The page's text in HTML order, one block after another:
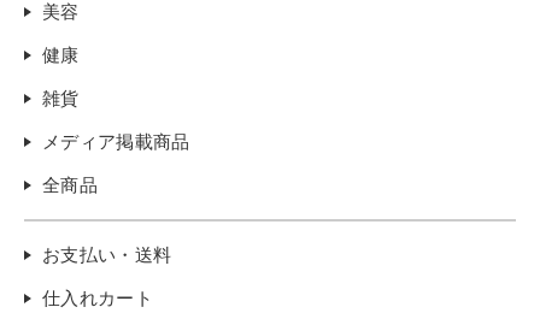
美容
健康
雑貨
メディア掲載商品
全商品
お支払い・送料
仕入れカート